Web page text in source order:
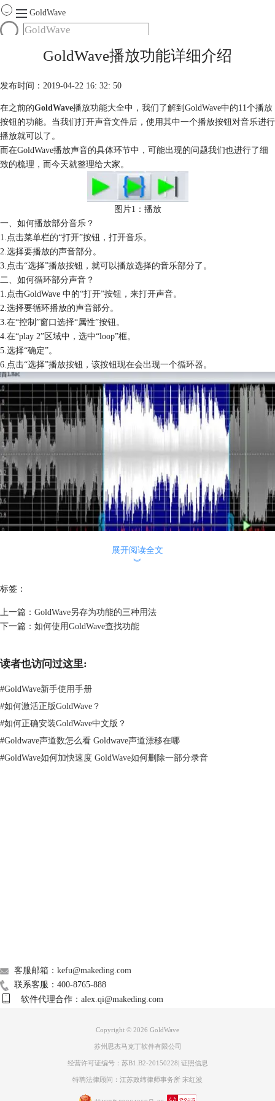
GoldWave
购买
GoldWave播放功能详细介绍
发布时间：2019-04-22 16: 32: 50
在之前的GoldWave播放功能大全中，我们了解到GoldWave中的11个播放
按钮的功能。当我们打开声音文件后，使用其中一个播放按钮对音乐进行
播放就可以了。
而在GoldWave播放声音的具体环节中，可能出现的问题我们也进行了细
致的梳理，而今天就整理给大家。
图片1：播放
一、如何播放部分音乐？
1.点击菜单栏的“打开”按钮，打开音乐。
2.选择要播放的声音部分。
3.点击“选择”播放按钮，就可以播放选择的音乐部分了。
二、如何循环部分声音？
1.点击GoldWave 中的“打开”按钮，来打开声音。
2.选择要循环播放的声音部分。
3.在“控制”窗口选择“属性”按钮。
4.在“play 2”区域中，选中“loop”框。
5.选择“确定”。
6.点击“选择”播放按钮，该按钮现在会出现一个循环器。
图片2：选择部分
三、播放没有声音，怎么办？
展开阅读全文
︾
标签：
上一篇： GoldWave另存为功能的三种用法
下一篇： 如何使用GoldWave查找功能
读者也访问过这里:
#GoldWave新手使用手册
#如何激活正版GoldWave？
#如何正确安装GoldWave中文版？
#Goldwave声道数怎么看 Goldwave声道漂移在哪
#GoldWave如何加快速度 GoldWave如何删除一部分录音
客服邮箱：kefu@makeding.com
联系客服：400-8765-888
软件代理合作：alex.qi@makeding.com
Copyright © 2026 GoldWave
苏州思杰马克丁软件有限公司
经营许可证编号：苏B1.B2-20150228| 证照信息
特聘法律顾问：江苏政纬律师事务所 宋红波